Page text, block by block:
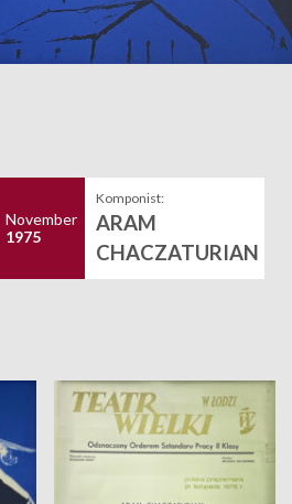
November
1975
Komponist:
ARAM
CHACZATURIAN